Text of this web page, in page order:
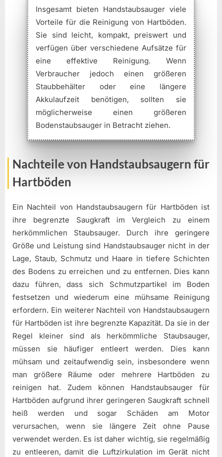
Insgesamt bieten Handstaubsauger viele
Vorteile für die Reinigung von Hartböden.
Sie sind leicht, kompakt, preiswert und
verfügen über verschiedene Aufsätze für
eine effektive Reinigung. Wenn
Verbraucher jedoch einen größeren
Staubbehälter oder eine längere
Akkulaufzeit benötigen, sollten sie
möglicherweise einen größeren
Bodenstaubsauger in Betracht ziehen.
Nachteile von Handstaubsaugern für
Hartböden
Ein Nachteil von Handstaubsaugern für Hartböden ist
ihre begrenzte Saugkraft im Vergleich zu einem
herkömmlichen Staubsauger. Durch ihre geringere
Größe und Leistung sind Handstaubsauger nicht in der
Lage, Staub, Schmutz und Haare in tiefere Schichten
des Bodens zu erreichen und zu entfernen. Dies kann
dazu führen, dass sich Schmutzpartikel im Boden
festsetzen und wiederum eine mühsame Reinigung
erfordern. Ein weiterer Nachteil von Handstaubsaugern
für Hartböden ist ihre begrenzte Kapazität. Da sie in der
Regel kleiner sind als herkömmliche Staubsauger,
müssen sie häufiger entleert werden. Dies kann
mühsam und zeitaufwendig sein, insbesondere wenn
man größere Räume oder mehrere Hartböden zu
reinigen hat. Zudem können Handstaubsauger für
Hartböden aufgrund ihrer geringeren Saugkraft schnell
heiß werden und sogar Schäden am Motor
verursachen, wenn sie längere Zeit ohne Pause
verwendet werden. Es ist daher wichtig, sie regelmäßig
zu entleeren, damit die Luftzirkulation im Gerät nicht